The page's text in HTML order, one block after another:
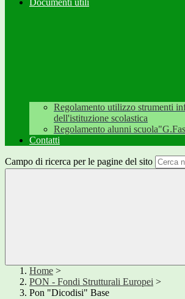
Documenti utili
Regolamento utilizzo strumenti
dell'istituzione scolastica
Regolamento alunni
Contatti
Campo di ricerca per le pagine del sito
Home >
PON - Fondi Strutturali Europei >
Pon "Dicodisi" Base